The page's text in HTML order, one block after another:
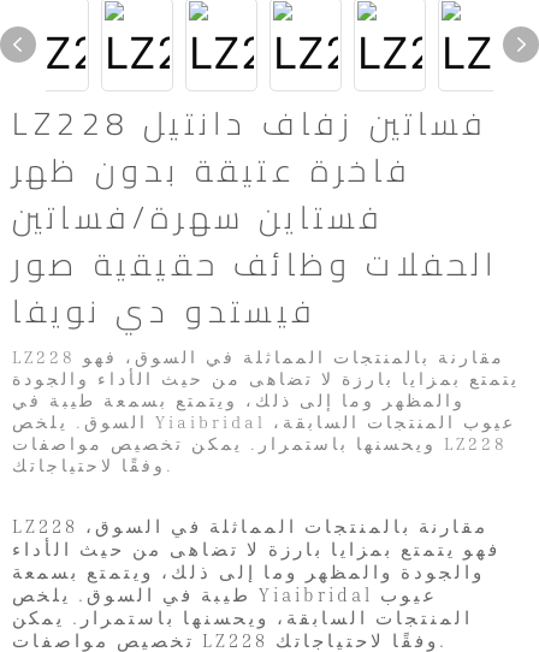
LZ228 فساتين زفاف دانتيل
فاخرة عتيقة بدون ظهر
فستاين سهرة/فساتين
الحفلات وظائف حقيقية صور
فيستدو دي نويفا
LZ228 مقارنة بالمنتجات المماثلة في السوق، فهو
يتمتع بمزايا بارزة لا تضاهى من حيث الأداء والجودة
والمظهر وما إلى ذلك، ويتمتع بسمعة طيبة في
السوق. يلخص Yiaibridal عيوب المنتجات السابقة،
ويحسنها باستمرار. يمكن تخصيص مواصفات LZ228
LZ228 مقارنة بالمنتجات المماثلة في السوق،
فهو يتمتع بمزايا بارزة لا تضاهى من حيث الأداء
والجودة والمظهر وما إلى ذلك، ويتمتع بسمعة
طيبة في السوق. يلخص Yiaibridal عيوب
المنتجات السابقة، ويحسنها باستمرار. يمكن
تخصيص مواصفات LZ228 وفقًا لاحتياجاتك.